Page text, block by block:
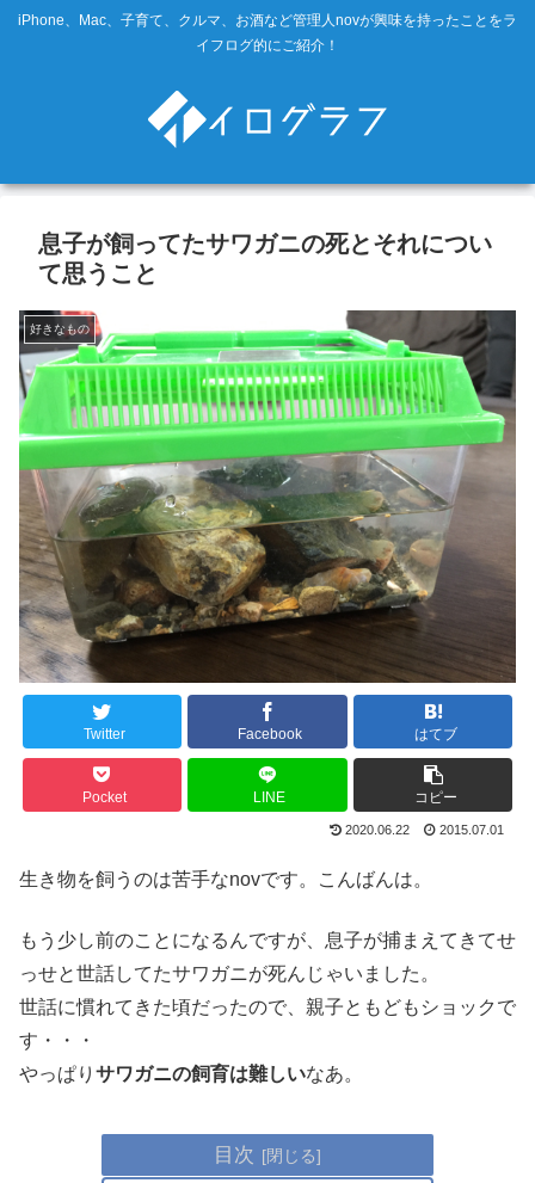
iPhone、Mac、子育て、クルマ、お酒など管理人novが興味を持ったことをラ
イフログ的にご紹介！
息子が飼ってたサワガニの死とそれについ
て思うこと
好きなもの
Twitter Facebook はてブ
Pocket LINE コピー
2020.06.22 2015.07.01
生き物を飼うのは苦手なnovです。こんばんは。
もう少し前のことになるんですが、息子が捕まえてきてせ
っせと世話してたサワガニが死んじゃいました。
世話に慣れてきた頃だったので、親子ともどもショックで
す・・・
やっぱり サワガニの飼育は難しいなあ。
目次